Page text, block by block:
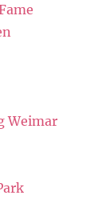
Weimar